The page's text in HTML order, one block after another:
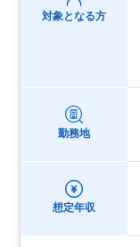
対象となる方
勤務地
想定年収